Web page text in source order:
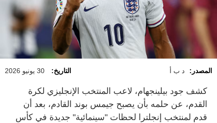
المصدر: د ب أ التاريخ: 30 يونيو 2026
كشف جود بيلينجهام، لاعب المنتخب الإنجليزي لكرة
القدم، عن حلمه بأن يصبح جيمس بوند القادم، بعد أن
قدم لمنتخب إنجلترا لحظات "سينمائية" جديدة في كأس